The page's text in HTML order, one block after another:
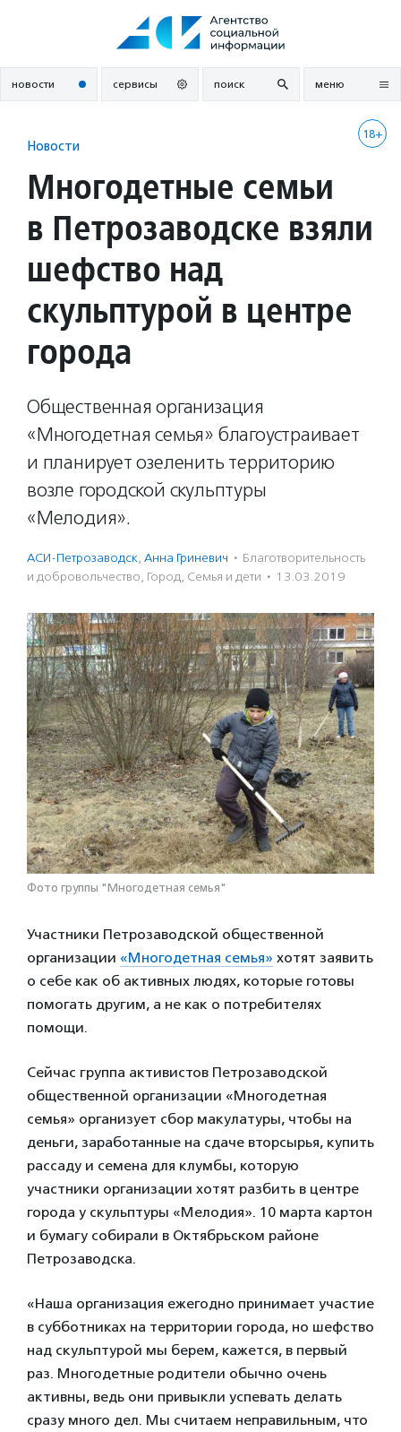
новости сервисы поиск меню
18+
Новости
Многодетные семьи
в Петрозаводске взяли
шефство над
скульптурой в центре
города
Общественная организация
«Многодетная семья» благоустраивает
и планирует озеленить территорию
возле городской скульптуры
«Мелодия».
АСИ-Петрозаводск, Анна Гриневич · Благотвори­тель­ность
и доброволь­чест­во, Город, Семья и дети · 13.03.2019
Фото группы "Многодетная семья"
Участники Петрозаводской общественной
организации «Многодетная семья» хотят заявить
о себе как об активных людях, которые готовы
помогать другим, а не как о потребителях
помощи.
Сейчас группа активистов Петрозаводской
общественной организации «Многодетная
семья» организует сбор макулатуры, чтобы на
деньги, заработанные на сдаче вторсырья, купить
рассаду и семена для клумбы, которую
участники организации хотят разбить в центре
города у скульптуры «Мелодия». 10 марта картон
и бумагу собирали в Октябрьском районе
Петрозаводска.
«Наша организация ежегодно принимает участие
в субботниках на территории города, но шефство
над скульптурой мы берем, кажется, в первый
раз. Многодетные родители обычно очень
активны, ведь они привыкли успевать делать
сразу много дел. Мы считаем неправильным, что